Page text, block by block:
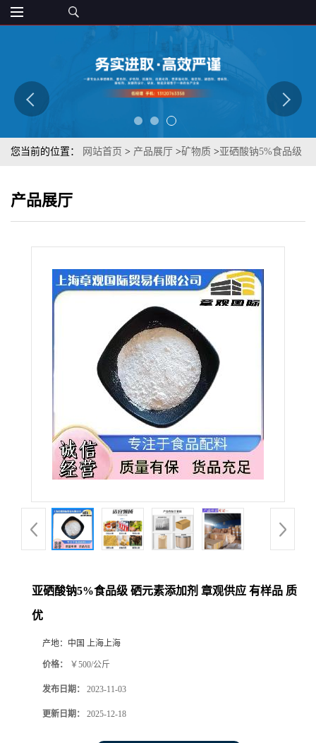
您当前的位置： 网站首页 > 产品展厅 >矿物质 >亚硒酸钠5%食品级
产品展厅
亚硒酸钠5%食品级 硒元素添加剂 章观供应 有样品 质
优
产地： 中国 上海上海
价格： ￥500/公斤
发布日期： 2023-11-03
更新日期： 2025-12-18